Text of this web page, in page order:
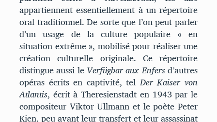
appartiennent essentiellement à un répertoire
oral traditionnel. De sorte que l’on peut parler
d’un usage de la culture populaire « en
situation extrême », mobilisé pour réaliser une
création culturelle originale. Ce répertoire
distingue aussi leVerfügbar aux Enfersd’autres
opéras écrits en captivité, telDer Kaiser von
Atlantis, écrit à Theresienstadt en 1943 par le
compositeur Viktor Ullmann et le poète Peter
Kien, peu avant leur transfert et leur assassinat